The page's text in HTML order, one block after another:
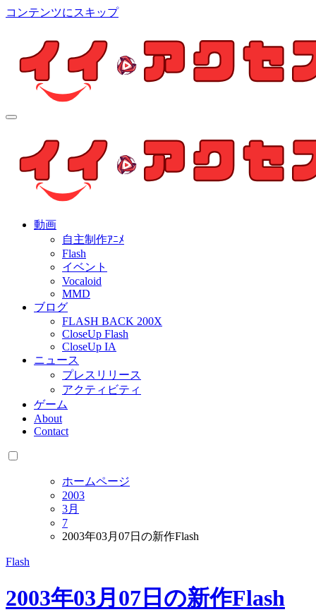
コンテンツにスキップ
個人制作アニメを中心とした動画紹介ブログ
動画
自主制作ｱﾆﾒ
Flash
イベント
Vocaloid
MMD
ブログ
FLASH BACK 200X
CloseUp Flash
CloseUp IA
ニュース
プレスリリース
アクティビティ
ゲーム
About
Contact
ホームページ
2003
3月
7
2003年03月07日の新作Flash
Flash
2003年03月07日の新作Flash